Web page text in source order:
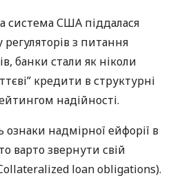
системаСША піддалася
з питання
банки стали як ніколи
кредити в структурні
надійності.
ознаки надмірної ейфорії в
варто звернути свій
loan obligations).